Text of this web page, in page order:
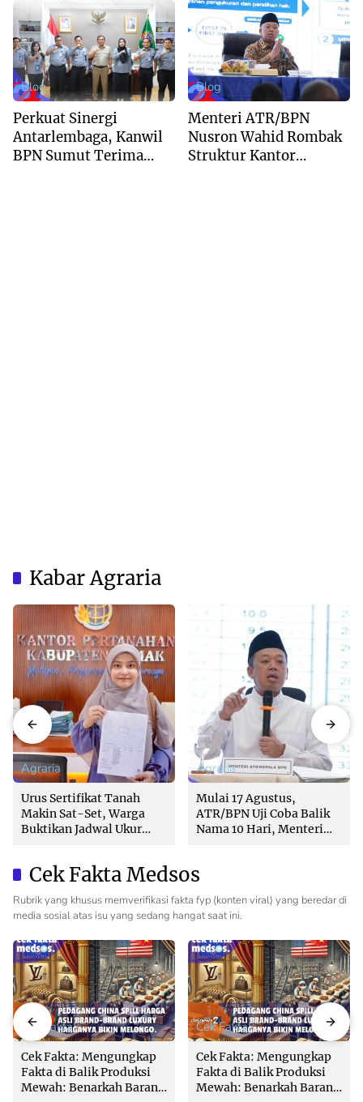
Buddha Tzu Chi dan
Aguan
Kepastian Waktu
Layanan
Blog
Perkuat Sinergi
Antarlembaga, Kanwil
BPN Sumut Terima
Blog
Menteri ATR/BPN
Nusron Wahid Rombak
Struktur Kantor
Kabar Agraria
Agraria
Urus Sertifikat Tanah
Makin Sat-Set, Warga
Buktikan Jadwal Ukur
Agraria
Mulai 17 Agustus,
ATR/BPN Uji Coba Balik
Nama 10 Hari, Menteri
Cek Fakta Medsos
Rubrik yang khusus memverifikasi fakta fyp (konten viral) yang beredar di
media sosial atas isu yang sedang hangat saat ini.
Cek Fakta
Cek Fakta: Mengungkap
Fakta di Balik Produksi
Mewah: Benarkah Barang
Cek Fakta
Cek Fakta: Mengungkap
Fakta di Balik Produksi
Mewah: Benarkah Barang